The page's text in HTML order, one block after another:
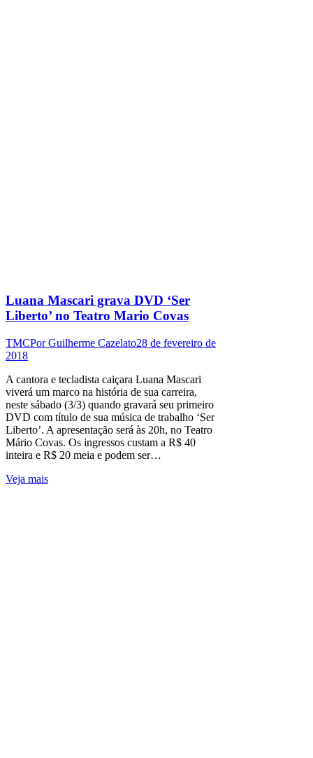
Luana Mascari grava DVD ‘Ser
Liberto’ no Teatro Mario Covas
TMCPorGuilherme Cazelato28 de fevereiro de
2018
A cantora e tecladista caiçara Luana Mascari
viverá um marco na história de sua carreira,
neste sábado (3/3) quando gravará seu primeiro
DVD com título de sua música de trabalho ‘Ser
Liberto’. A apresentação será às 20h, no Teatro
Mário Covas. Os ingressos custam a R$ 40
inteira e R$ 20 meia e podem ser…
Veja mais